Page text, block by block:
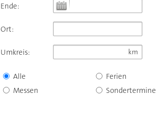
Ende:
Ort:
Umkreis:
Alle
Messen
Ferien
Sondertermine